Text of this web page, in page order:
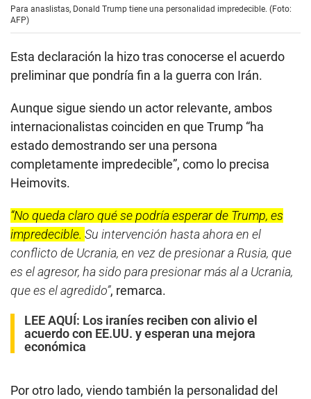
Para anaslistas, Donald Trump tiene una personalidad impredecible. (Foto:
AFP)
Esta declaración la hizo tras conocerse el acuerdo
preliminar que pondría fin a la guerra con Irán.
Aunque sigue siendo un actor relevante, ambos
internacionalistas coinciden en que Trump “ha
estado demostrando ser una persona
completamente impredecible”, como lo precisa
Heimovits.
“No queda claro qué se podría esperar de Trump, es
impredecible. Su intervención hasta ahora en el
conflicto de Ucrania, en vez de presionar a Rusia, que
es el agresor, ha sido para presionar más al a Ucrania,
que es el agredido”, remarca.
LEE AQUÍ: Los iraníes reciben con alivio el
acuerdo con EE.UU. y esperan una mejora
económica
Por otro lado, viendo también la personalidad del